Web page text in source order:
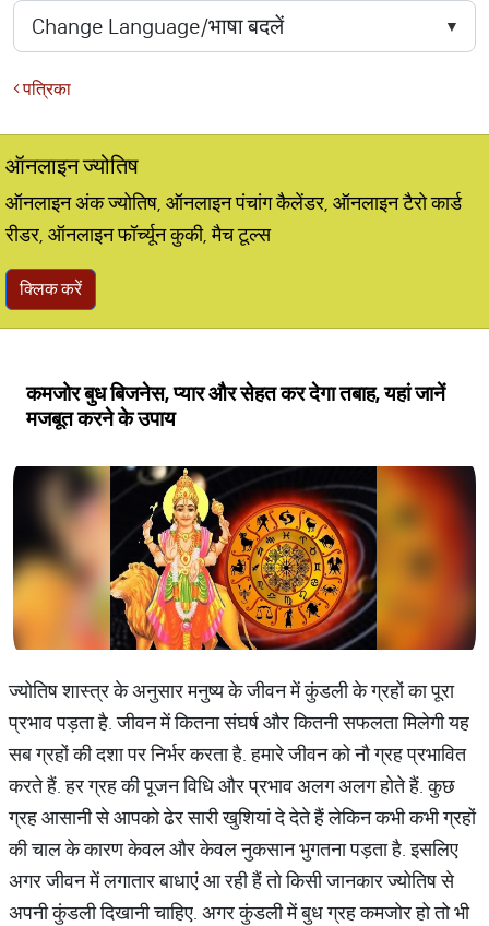
पत्रिका
ऑनलाइन ज्योतिष
ऑनलाइन अंक ज्योतिष, ऑनलाइन पंचांग कैलेंडर, ऑनलाइन टैरो कार्ड
रीडर, ऑनलाइन फॉर्च्यून कुकी, मैच टूल्स
क्लिक करें
कमजोर बुध बिजनेस, प्यार और सेहत कर देगा तबाह, यहां जानें
मजबूत करने के उपाय
ज्योतिष शास्त्र के अनुसार मनुष्य के जीवन में कुंडली के ग्रहों का पूरा
प्रभाव पड़ता है. जीवन में कितना संघर्ष और कितनी सफलता मिलेगी यह
सब ग्रहों की दशा पर निर्भर करता है. हमारे जीवन को नौ ग्रह प्रभावित
करते हैं. हर ग्रह की पूजन विधि और प्रभाव अलग अलग होते हैं. कुछ
ग्रह आसानी से आपको ढेर सारी खुशियां दे देते हैं लेकिन कभी कभी ग्रहों
की चाल के कारण केवल और केवल नुकसान भुगतना पड़ता है. इसलिए
अगर जीवन में लगातार बाधाएं आ रही हैं तो किसी जानकार ज्योतिष से
अपनी कुंडली दिखानी चाहिए. अगर कुंडली में बुध ग्रह कमजोर हो तो भी